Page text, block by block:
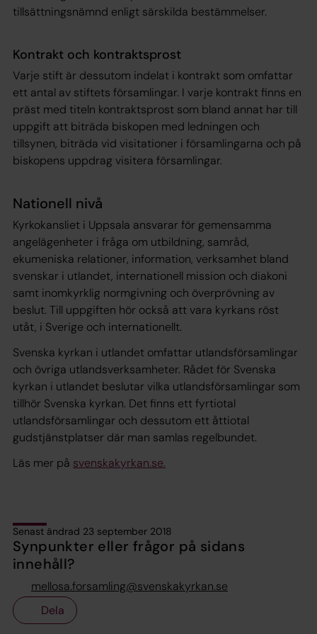
tillsättningsnämnd enligt särskilda bestämmelser.
Kontrakt och kontraktsprost
Varje stift är dessutom indelat i kontrakt som omfattar
ett antal av stiftets församlingar. I varje kontrakt finns en
präst med titeln kontraktsprost som bland annat har till
uppgift att biträda biskopen med ledningen och
tillsynen, biträda vid visitationer i församlingarna och på
biskopens uppdrag visitera församlingar.
Nationell nivå
Kyrkokansliet i Uppsala ansvarar för gemensamma
angelägenheter i fråga om utbildning, samråd,
ekumeniska relationer, information, verksamhet bland
svenskar i utlandet, internationell mission och diakoni
samt inomkyrklig normgivning och överprövning av
beslut. Till uppgiften hör också att vara kyrkans röst
utåt, i Sverige och internationellt.
Svenska kyrkan i utlandet omfattar utlandsförsamlingar
och övriga utlandsverksamheter. Rådet för Svenska
kyrkan i utlandet beslutar vilka utlandsförsamlingar som
tillhör Svenska kyrkan. Det finns ett fyrtiotal
utlandsförsamlingar och dessutom ett åttiotal
gudstjänstplatser där man samlas regelbundet.
Läs mer på svenskakyrkan.se.
Senast ändrad 23 september 2018
Synpunkter eller frågor på sidans
innehåll?
mellosa.forsamling@svenskakyrkan.se
Dela